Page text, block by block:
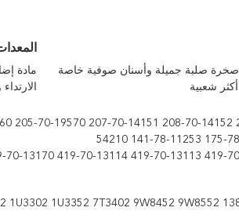
صخرة صلبة جميلة وأسنان صوفية خاصة
شعبية
مادة
205-70-19570 207-70-14151 208-70-14152
54210 141-78-11253 175-
1U3302 1U3352 7T3402 9W8452 9W8552